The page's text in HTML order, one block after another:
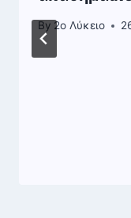
By 2o Λύκειο